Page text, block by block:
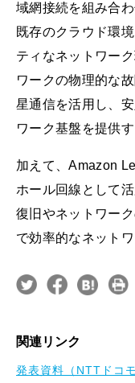
域網接続を組み合
既存のクラウド環
ティなネットワー
ワークの物理的な
星通信を活用し、
ワーク基盤を提供す
加えて、Amazon
ホール回線として
復旧やネットワー
で効率的なネット
関連リンク
発表資料（NTTドコ